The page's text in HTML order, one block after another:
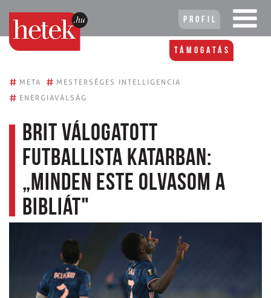
Profil
Támogatás
# META # MESTERSÉGES INTELLIGENCIA
# ENERGIAVÁLSÁG
Brit válogatott
futballista Katarban:
„minden este olvasom a
Bibliát"